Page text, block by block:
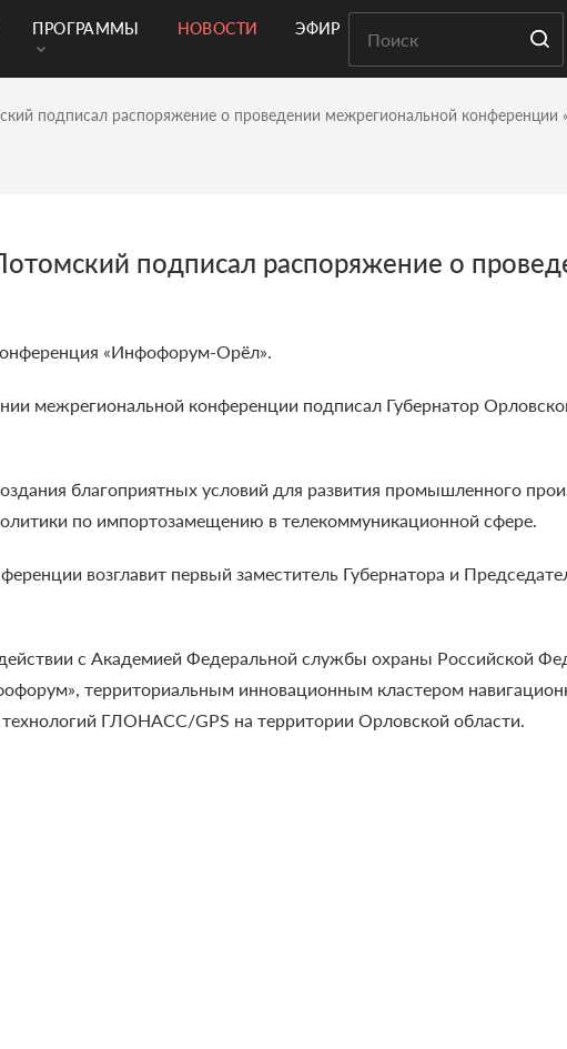
ПРОГРАММЫ НОВОСТИ ЭФИР
подписал распоряжение о проведении межрегиональной
подписал распоряжение о
«Инфофорум-Орёл».
межрегиональной конференции подписал Губернатор
благоприятных условий для развития промышленного
по импортозамещению в телекоммуникационной сфере.
возглавит первый заместитель Губернатора и
с Академией Федеральной службы охраны Российской
территориальным инновационным кластером
ГЛОНАСС/GPS на территории Орловской области.